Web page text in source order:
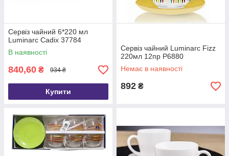
Сервіз чайний 6*220 мл
Luminarc Cadix 37784
В наявності
840,60 ₴ 934 ₴
Купити
Сервіз чайний Luminarc Fizz
220мл 12пр P6880
Немає в наявності
892 ₴